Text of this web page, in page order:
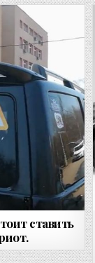
ставить